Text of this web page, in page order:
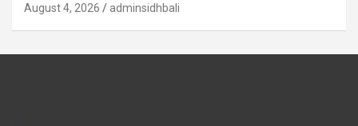
August 4, 2026 adminsidhbali